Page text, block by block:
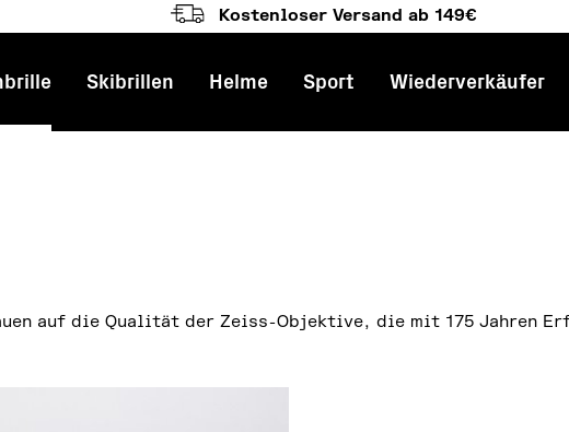
Kostenloser Versand ab 149€
Skibrillen Helme Sport Wiederverkäufer
auf die Qualität der Zeiss-Objektive, die mit 175 Jahren